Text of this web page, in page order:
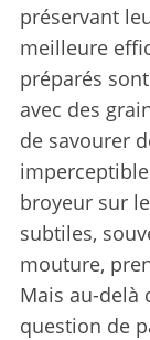
préservant
meilleure
préparés
avec des
de savourer
broyeur sur
subtiles,
mouture,
Mais au-delà
question de
S
e
a
r